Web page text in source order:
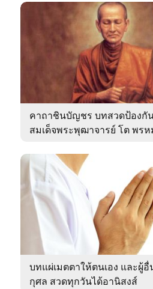
คาถาชินบัญชร บทสวดป้องกั
สมเด็จพระพุฒาจารย์ โต พร
บทแผ่เมตตาให้ตนเอง และผู้
กุศล สวดทุกวันได้อานิสงส์